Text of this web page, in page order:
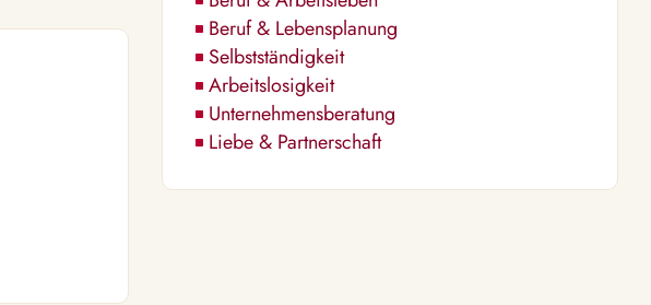
Beruf & Lebensplanung
Selbstständigkeit
Arbeitslosigkeit
Unternehmensberatung
Liebe & Partnerschaft